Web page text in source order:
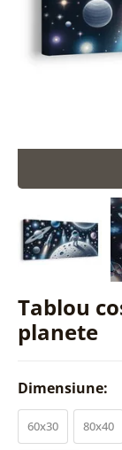
Tablou
planete
Dimensiune:
60x30 80x40